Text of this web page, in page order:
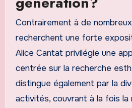
Contrairement à de
recherchent une forte
Alice Cantat privilégie une
centrée sur la recherche
distingue également par la
activités, couvrant à la fois la